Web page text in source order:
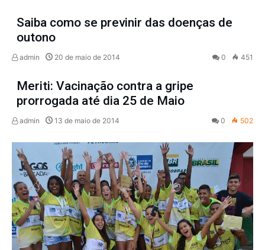
Saiba como se previnir das doenças de
outono
admin 20 de maio de 2014 0 451
Meriti: Vacinação contra a gripe
prorrogada até dia 25 de Maio
admin 13 de maio de 2014 0 502